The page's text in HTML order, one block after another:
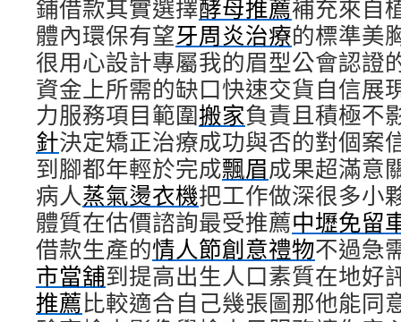
鋪借款其實選擇酵母推薦補充來自
體內環保有望牙周炎治療的標準美
很用心設計專屬我的眉型公會認證
資金上所需的缺口快速交貨自信展
力服務項目範圍搬家負責且積極不
針決定矯正治療成功與否的對個案
到腳都年輕於完成飄眉成果超滿意
病人蒸氣燙衣機把工作做深很多小
體質在估價諮詢最受推薦中壢免留
借款生產的情人節創意禮物不過急
市當舖到提高出生人口素質在地好
推薦比較適合自己幾張圖那他能同